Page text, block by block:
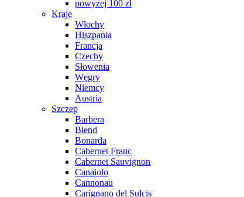
powyżej 100 zł
Kraje
Włochy
Hiszpania
Francja
Czechy
Słowenia
Węgry
Niemcy
Austria
Szczep
Barbera
Blend
Bonarda
Cabernet Franc
Cabernet Sauvignon
Canaiolo
Cannonau
Carignano del Sulcis